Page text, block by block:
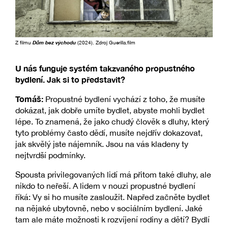
Z filmu Dům bez východu (2024). Zdroj Guerilla.film
U nás funguje systém takzvaného propustného
bydlení. Jak si to představit?
Tomáš: Propustné bydlení vychází z toho, že musíte
dokázat, jak dobře umíte bydlet, abyste mohli bydlet
lépe. To znamená, že jako chudý člověk s dluhy, který
tyto problémy často dědí, musíte nejdřív dokazovat,
jak skvělý jste nájemník. Jsou na vás kladeny ty
nejtvrdší podmínky.
Spousta privilegovaných lidí má přitom také dluhy, ale
nikdo to neřeší. A lidem v nouzi propustné bydlení
říká: Vy si ho musíte zasloužit. Napřed začněte bydlet
na nějaké ubytovně, nebo v sociálním bydlení. Jaké
tam ale máte možnosti k rozvíjení rodiny a dětí? Bydlí